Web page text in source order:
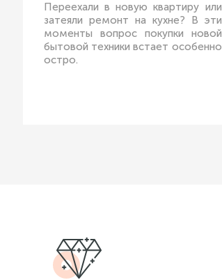
Переехали в новую квартиру или
затеяли ремонт на кухне? В эти
моменты вопрос покупки новой
бытовой техники встает особенно
остро.